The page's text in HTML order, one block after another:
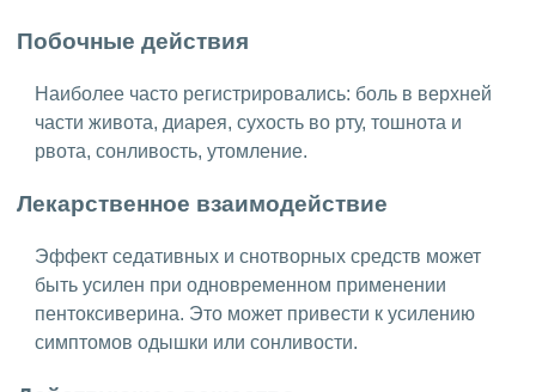
Побочные действия
Наиболее часто регистрировались: боль в верхней
части живота, диарея, сухость во рту, тошнота и
рвота, сонливость, утомление.
Лекарственное взаимодействие
Эффект седативных и снотворных средств может
быть усилен при одновременном применении
пентоксиверина. Это может привести к усилению
симптомов одышки или сонливости.